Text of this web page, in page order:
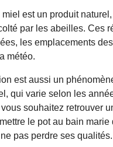
miel est un produit
par les abeilles. Ces
les emplacements
météo.
est aussi un
qui varie selon les
souhaitez retrouver
le pot au bain marie
pas perdre ses qualités.